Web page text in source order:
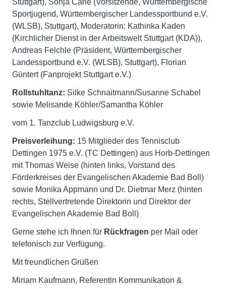
Stuttgart), Sonja Carle (Vorsitzende, Württembergische
Sportjugend, Württembergischer Landessportbund e.V.
(WLSB), Stuttgart), Moderatorin: Kathinka Kaden
(Kirchlicher Dienst in der Arbeitswelt Stuttgart (KDA)),
Andreas Felchle (Präsident, Württembergischer
Landessportbund e.V. (WLSB), Stuttgart), Florian
Güntert (Fanprojekt Stuttgart e.V.)
Rollstuhltanz: Silke Schnaitmann/Susanne Schabel
sowie Melisande Köhler/Samantha Köhler
vom 1. Tanzclub Ludwigsburg e.V.
Preisverleihung: 15 Mitglieder des Tennisclub
Dettingen 1975 e.V. (TC Dettingen) aus Horb-Dettingen
mit Thomas Weise (hinten links, Vorstand des
Förderkreises der Evangelischen Akademie Bad Boll)
sowie Monika Appmann und Dr. Dietmar Merz (hinten
rechts, Stellvertretende Direktorin und Direktor der
Evangelischen Akademie Bad Boll)
Gerne stehe ich Ihnen für Rückfragen per Mail oder
telefonisch zur Verfügung.
Mit freundlichen Grüßen
Miriam Kaufmann, Referentin Kommunikation &